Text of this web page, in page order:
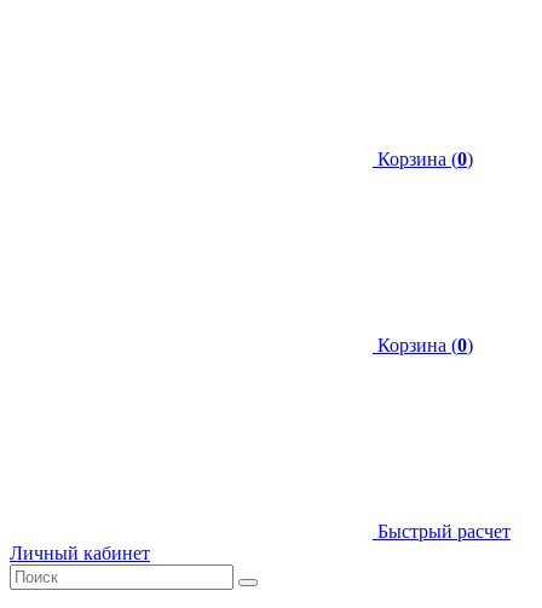
Корзина (0)
Корзина (0)
Быстрый расчет
Личный кабинет